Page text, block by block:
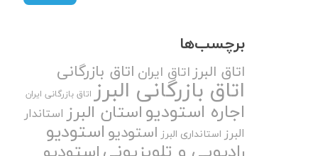
برچسب‌ها
اتاق البرزاتاق ایران اتاق بازرگانی
اتاق بازرگانی البرز اتاق بازرگانی ایران
اجاره استودیواستان البرز استاندار
البرز استانداری البرز استودیواستودیو